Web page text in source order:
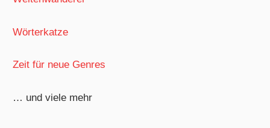
Wörterkatze
Zeit für neue Genres
… und viele mehr